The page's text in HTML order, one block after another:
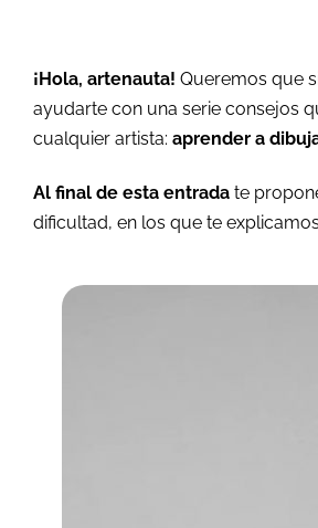
¡Hola, artenauta! Queremos que
ayudarte con una serie consejos
cualquier artista: aprender a
Al final de esta entrada te
dificultad, en los que te explicamos